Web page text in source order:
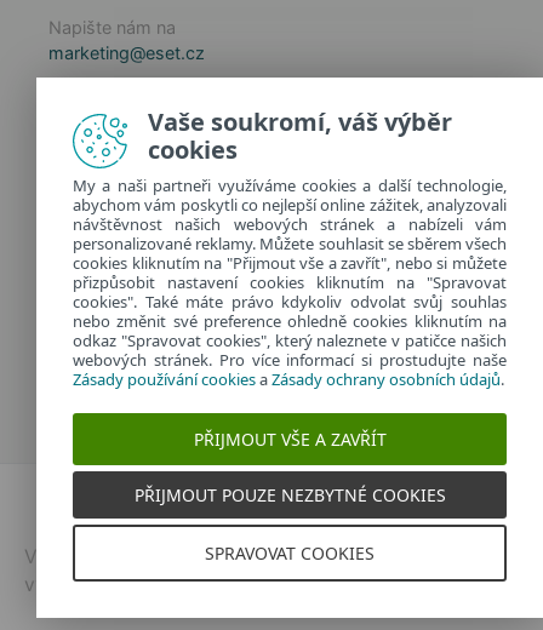
Napište nám na
marketing@eset.cz
Zásady ochrany osobních údajů
Spravovat cookies
Provozuje:
ESET software spol. s r.o.
Classic 7 Business Park, Jankovcova 1037/49
170 00 Praha 7, Česká republika
IČ: 26467593
Dvojklik.cz
Vytvořeno v
| © 2026 | Všechna práva
vyhrazena
Vaše soukromí, váš výběr
cookies
My a naši partneři využíváme cookies a další technologie,
abychom vám poskytli co nejlepší online zážitek, analyzovali
návštěvnost našich webových stránek a nabízeli vám
personalizované reklamy. Můžete souhlasit se sběrem všech
cookies kliknutím na "Přijmout vše a zavřít", nebo si můžete
přizpůsobit nastavení cookies kliknutím na "Spravovat
cookies". Také máte právo kdykoliv odvolat svůj souhlas
nebo změnit své preference ohledně cookies kliknutím na
odkaz "Spravovat cookies", který naleznete v patičce našich
webových stránek. Pro více informací si prostudujte naše
Zásady používání cookiesaZásady ochrany osobních údajů.
PŘIJMOUT VŠE A ZAVŘÍT
PŘIJMOUT POUZE NEZBYTNÉ COOKIES
SPRAVOVAT COOKIES